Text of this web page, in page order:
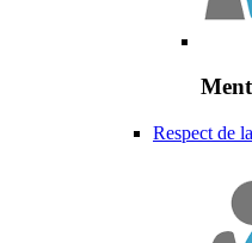
Respect de